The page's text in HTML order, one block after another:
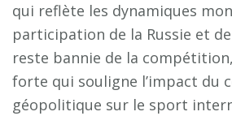
qui reflète les dynamiques
participation de la Russie et
reste bannie de la
forte qui souligne l’impact du
géopolitique sur le sport